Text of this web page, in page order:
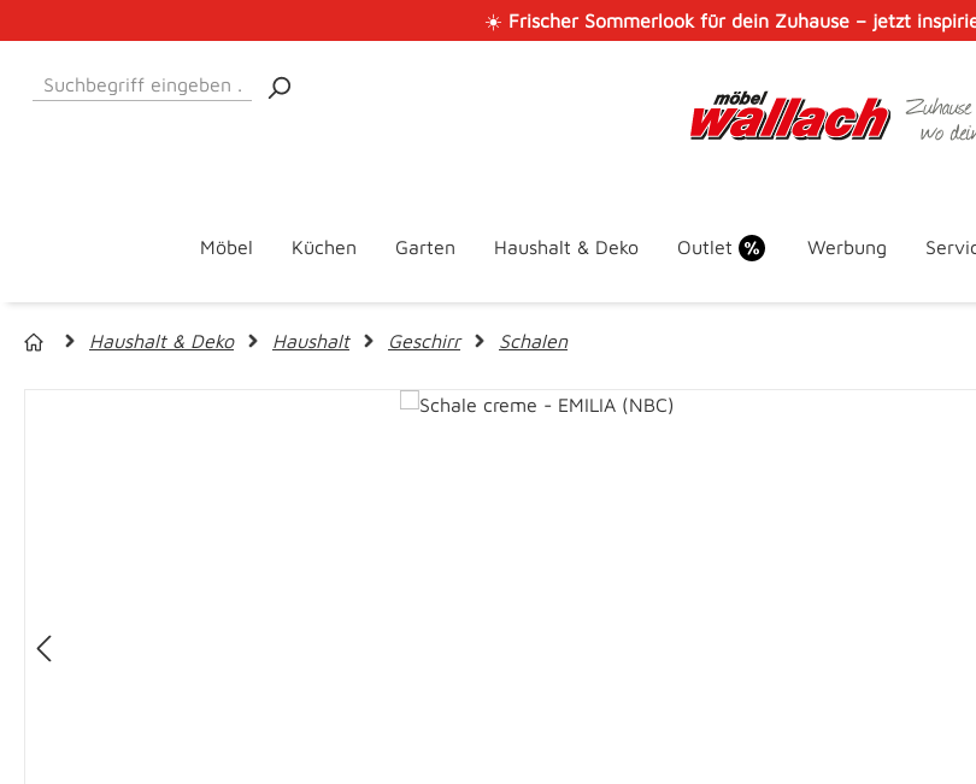
☀️ Frischer Sommerlook für dein Zuhause – jetzt
Möbel Küchen Garten Haushalt & Deko Outlet Werbung
Haushalt & Deko Haushalt Geschirr Schalen